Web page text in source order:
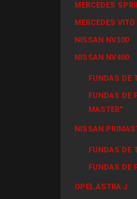
MERCEDES
MERCEDES VITO
NISSAN NV300
NISSAN NV400
FUNDAS DE
FUNDAS DE
MASTER"
NISSAN
FUNDAS DE
FUNDAS DE
OPEL ASTRA J